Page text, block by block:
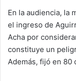
En la audiencia, la
el ingreso de
Acha por
constituye un
Además, fijó en 80